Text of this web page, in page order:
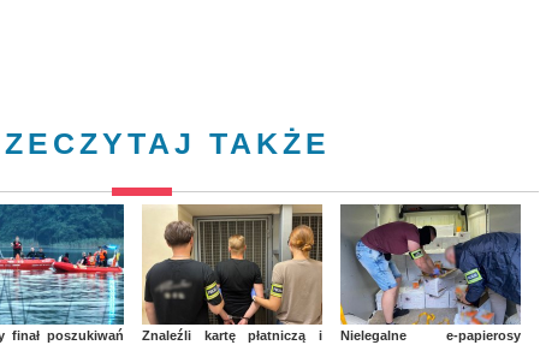
TAKŻE
finał poszukiwań
Znaleźli kartę płatniczą i
Nielegalne e-papierosy